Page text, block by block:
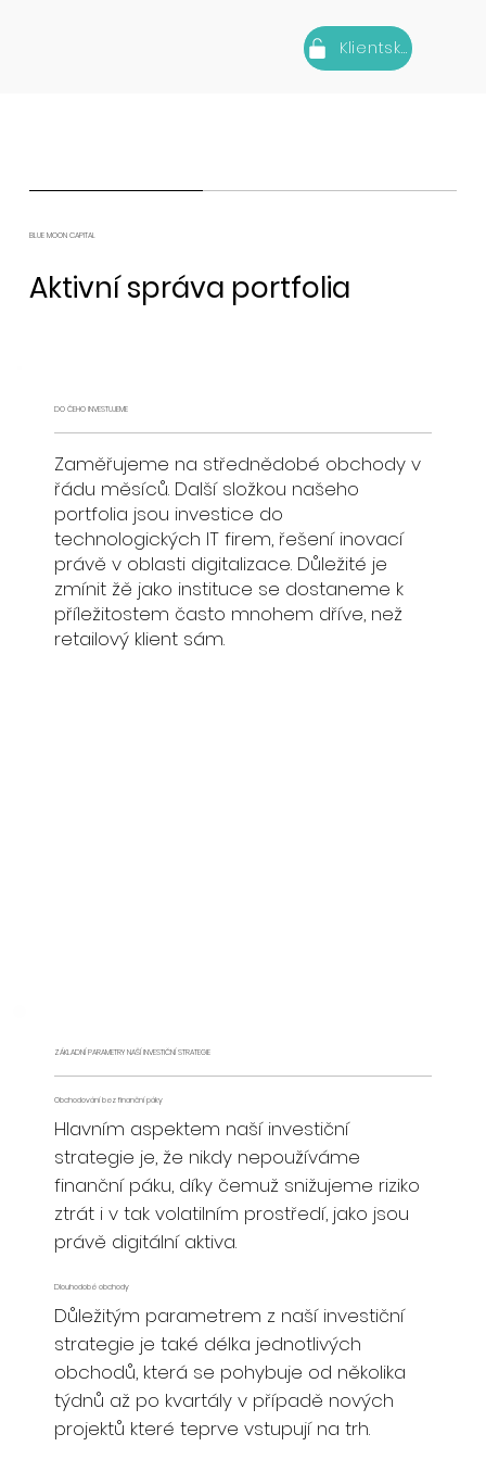
Klientská zóna
BLUE MOON CAPITAL
Aktivní správa portfolia
DO ČEHO INVESTUJEME
Zaměřujeme na střednědobé obchody v
řádu měsíců. Další složkou našeho
portfolia jsou investice do
technologických IT firem, řešení inovací
právě v oblasti digitalizace. Důležité je
zmínit žě jako instituce se dostaneme k
příležitostem často mnohem dříve, než
retailový klient sám.
ZÁKLADNÍ PARAMETRY NAŠÍ INVESTIČNÍ STRATEGIE
Obchodování bez finanční páky
Hlavním aspektem naší investiční
strategie je, že nikdy nepoužíváme
finanční páku, díky čemuž snižujeme riziko
ztrát i v tak volatilním prostředí, jako jsou
právě digitální aktiva.
Dlouhodobé obchody
Důležitým parametrem z naší investiční
strategie je také délka jednotlivých
obchodů, která se pohybuje od několika
týdnů až po kvartály v případě nových
projektů které teprve vstupují na trh.